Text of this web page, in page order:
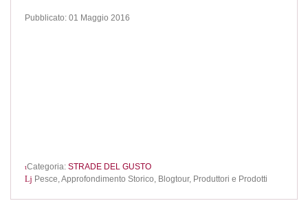
Pubblicato: 01 Maggio 2016
Categoria: STRADE DEL GUSTO
Pesce,Approfondimento Storico, Blogtour, Produttori e Prodotti